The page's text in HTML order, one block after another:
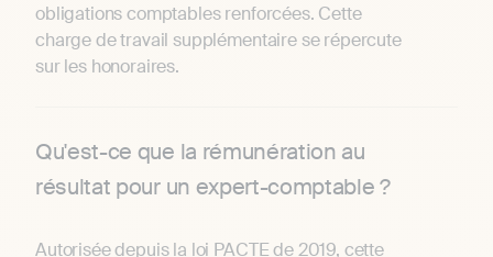
obligations comptables renforcées. Cette
charge de travail supplémentaire se répercute
sur les honoraires.
Qu'est-ce que la rémunération au
résultat pour un expert-comptable ?
Autorisée depuis la loi PACTE de 2019, cette